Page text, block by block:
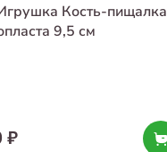
Кость-пищалка
9,5 см
₽